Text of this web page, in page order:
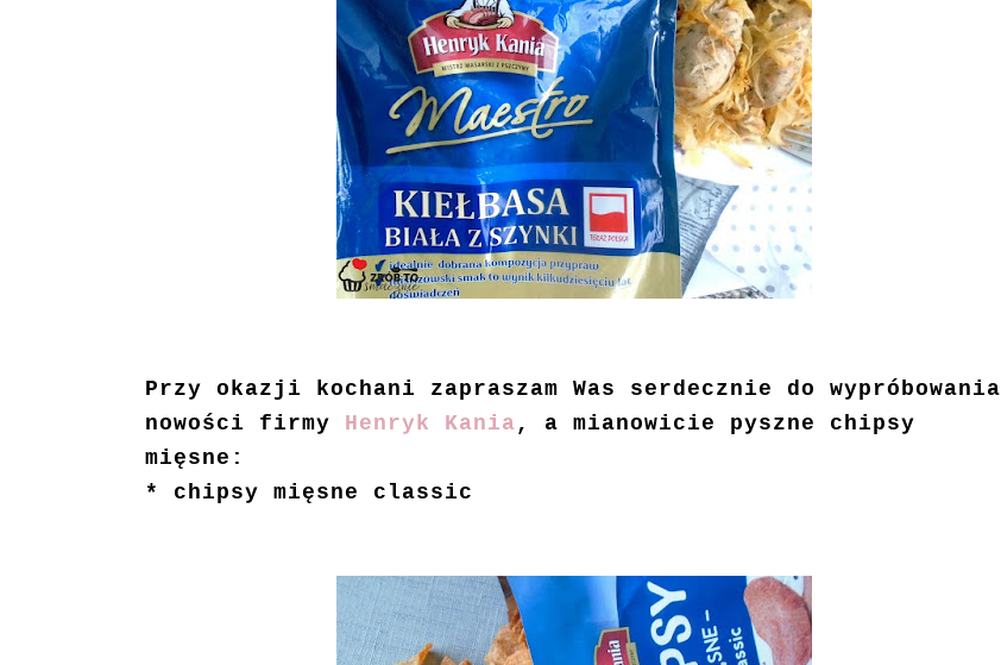
Przy okazji kochani zapraszam Was serdecznie do wypróbowania
nowości firmy Henryk Kania , a mianowicie pyszne chipsy
mięsne:
* chipsy mięsne classic